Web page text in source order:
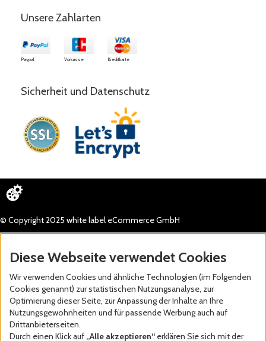
Unsere Zahlarten
Paypal Vorkasse Kreditkarte
Sicherheit und Datenschutz
© Copyright 2025 white label eCommerce GmbH
Diese Webseite verwendet Cookies
Wir verwenden Cookies und ähnliche Technologien (im Folgenden
Cookies genannt) zur statistischen Nutzungsanalyse, zur
Optimierung dieser Seite, zur Anpassung der Inhalte an Ihre
Nutzungsgewohnheiten und für passende Werbung auch auf
Drittanbieterseiten.
Durch einen Klick auf „Alle akzeptieren“ erklären Sie sich mit der